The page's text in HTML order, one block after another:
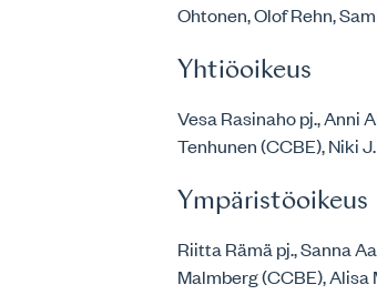
Ohtonen, Olof Rehn,
Yhtiöoikeus
Vesa Rasinaho pj., Anni
Tenhunen (CCBE), Niki
Ympäristöoikeus
Riitta Rämä pj., Sanna
Malmberg (CCBE), Alisa